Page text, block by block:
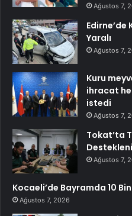
Ağustos 7,
Edirne’de
Yaralı
Ağustos 7,
Kuru
ihracat
istedi
Ağustos 7,
Tokat’ta
Ağustos 7,
Kocaeli’de Bayramda 10
Ağustos 7, 2026